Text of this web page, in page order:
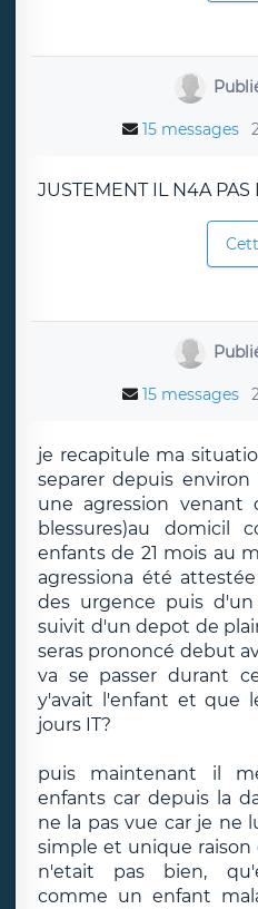
15 messages
JUSTEMENT IL N4A PAS
15 messages
je recapitule ma
separer depuis
une agression
blessures)au domicil
enfants de 21 mois au
agressiona été
des urgence puis
suivit d'un depot de
seras prononcé debut
va se passer durant
y'avait l'enfant et que
jours IT?
puis maintenant il
enfants car depuis la
ne la pas vue car je ne
simple et unique raison
n'etait pas bien,
comme un enfant